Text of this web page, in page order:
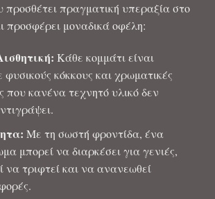
προσθέτει πραγματική υπεραξία στο
προσφέρει μοναδικά οφέλη:
Κάθε κομμάτι είναι
φυσικούς κόκκους και χρωματικές
που κανένα τεχνητό υλικό δεν
Με τη σωστή φροντίδα, ένα
μπορεί να διαρκέσει για γενιές,
να τριφτεί και να ανανεωθεί